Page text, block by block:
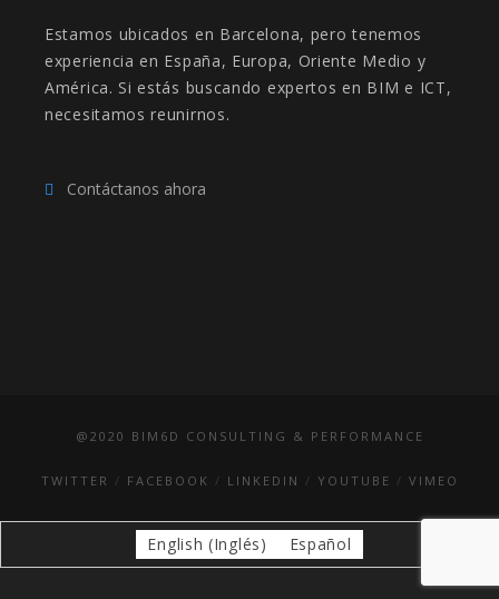
Estamos ubicados en Barcelona, pero tenemos
experiencia en España, Europa, Oriente Medio y
América. Si estás buscando expertos en BIM e ICT,
necesitamos reunirnos.
Contáctanos ahora
@2020 BIM6D CONSULTING & PERFORMANCE
TWITTER FACEBOOK LINKEDIN YOUTUBE VIMEO
English (Inglés) Español